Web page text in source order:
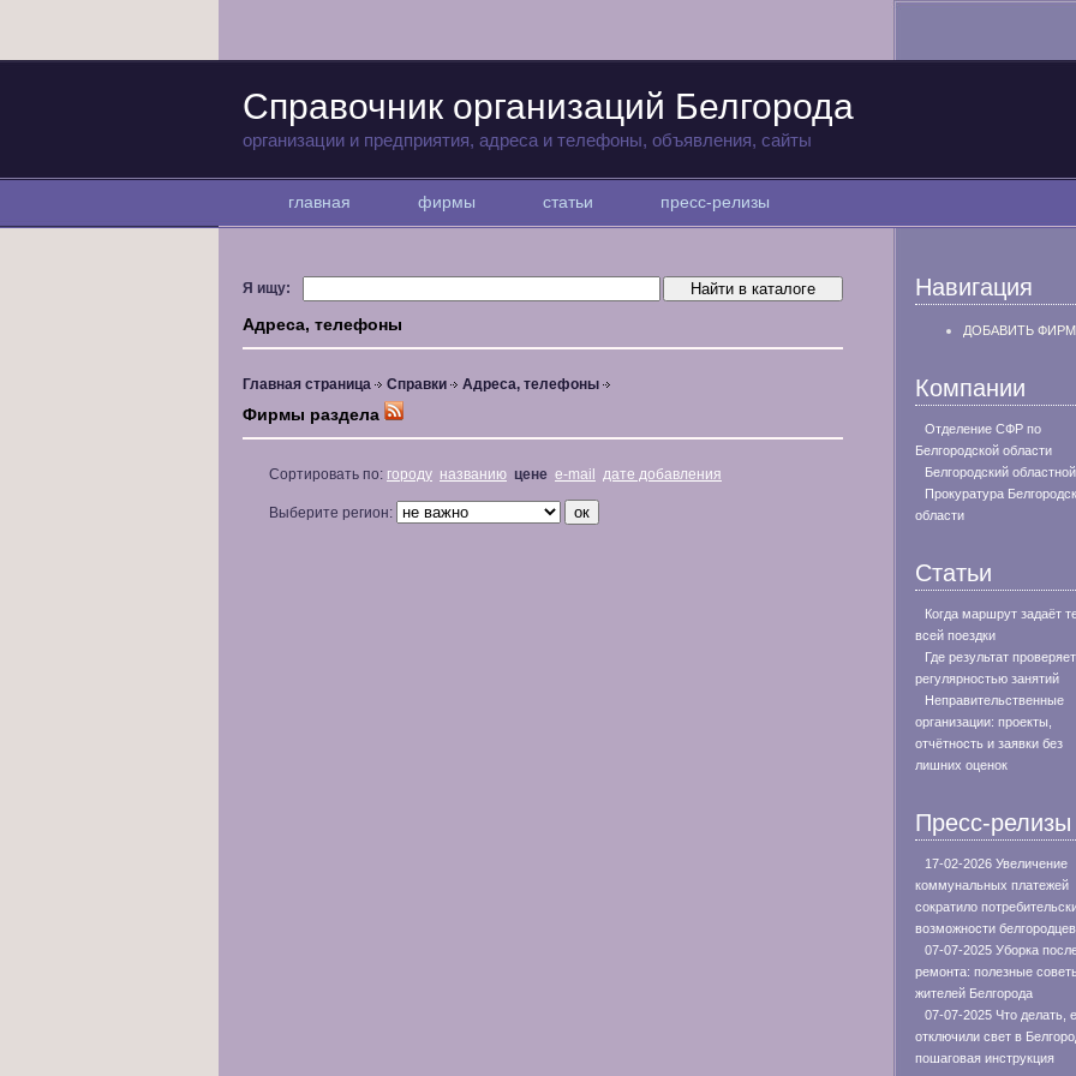
Справочник организаций Белгорода
организации и предприятия, адреса и телефоны, объявления, сайты
главная фирмы статьи пресс-релизы
Я ищу:
Адреса, телефоны
Главная страница Справки Адреса, телефоны
Фирмы раздела
Сортировать по: городу названию цене e-mail дате добавления
Выберите регион:
Навигация
ДОБАВИТЬ
Компании
Отделение СФР по
Белгородской области
Белгородский
Прокуратура
области
Статьи
Когда маршрут задаёт
всей поездки
Где результат
регулярностью занятий
Неправительственные
организации: проекты,
отчётность и заявки без
лишних оценок
Пресс-релизы
17-02-2026 Увеличение
коммунальных платежей
сократило
возможности белгородцев
07-07-2025 Уборка
ремонта: полезные
жителей Белгорода
07-07-2025 Что делать,
отключили свет в
пошаговая инструкция